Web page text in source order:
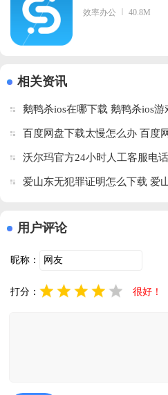
效率办公 40.8M
相关资讯
鹅鸭杀ios在哪下载 鹅鸭杀ios游
百度网盘下载太慢怎么办 百度
沃尔玛官方24小时人工客服电
人工
爱山东无犯罪证明怎么下载 爱
用户评论
昵称：
打分： 很好！